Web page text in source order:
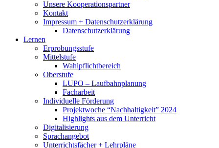
Unsere Kooperationspartner
Kontakt
Impressum + Datenschutzerklärung
Datenschutzerklärung
Lernen
Erprobungsstufe
Mittelstufe
Wahlpflichtbereich
Oberstufe
LUPO – Laufbahnplanung
Facharbeit
Individuelle Förderung
Projektwoche “Nachhaltigkeit” 2024
Highlights aus dem Unterricht
Digitalisierung
Sprachangebot
Unterrichtsfächer + Lehrpläne